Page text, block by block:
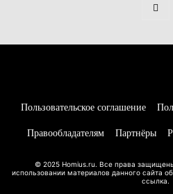
Пользовательское соглашение
Правообладателям Партнёры
© 2025 Homius.ru. Все права
использовании материалов данного сайта
ссылка.